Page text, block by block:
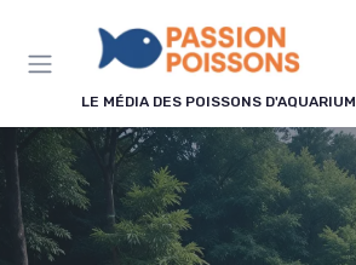
LE MÉDIA DES POISSONS D'AQUARIUM